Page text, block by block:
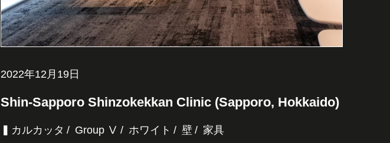
2022年12月19日
Shin-Sapporo Shinzokekkan Clinic (Sapporo, Hokkaido)
▍カルカッタ Group Ⅴ ホワイト 壁 家具